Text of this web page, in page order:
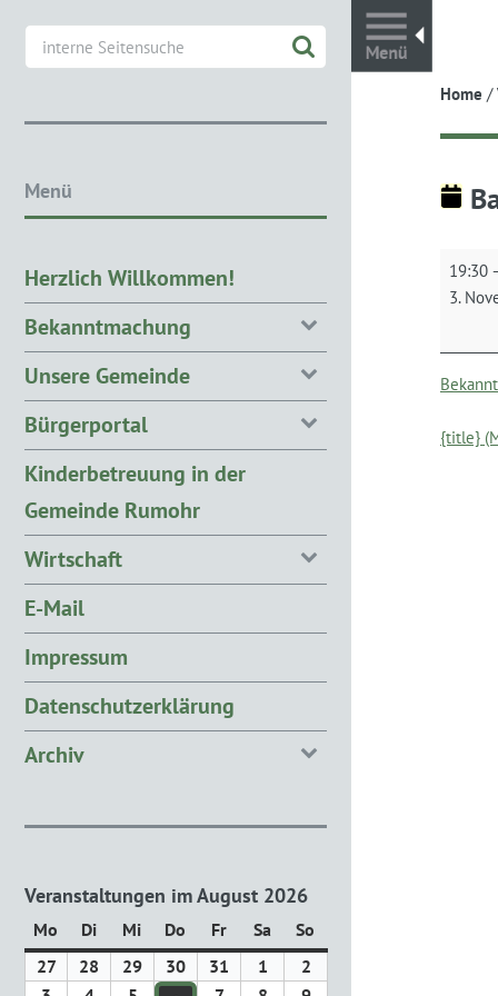
Home /
19:30
3.
{title}
Menü
Herzlich Willkommen!
Bekanntmachung
Unsere Gemeinde
Bürgerportal
Kinderbetreuung in der
Gemeinde Rumohr
Wirtschaft
E-Mail
Impressum
Datenschutzerklärung
Archiv
Veranstaltungen im August 2026
Mo Montag
DiDienstag
Mi Mittwoch
Do Donnerstag
FrFreitag
Sa Samstag
So
2727. 28 29 30 31 1 2